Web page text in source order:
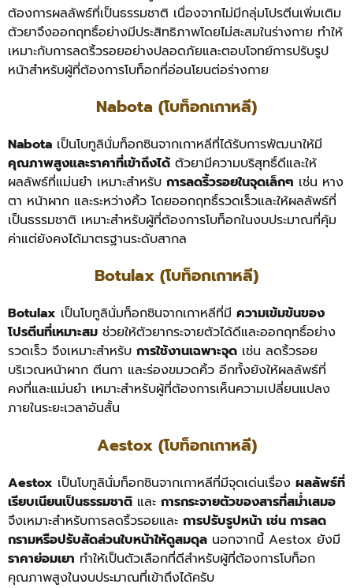
ต้องการผลลัพธ์ที่เป็นธรรมชาติ เนื่องจากไม่มีกลุ่มโปรตีนเพิ่มเติม
ตัวยาจึงออกฤทธิ์อย่างมีประสิทธิภาพโดยไม่สะสมในร่างกาย ทำให้
เหมาะกับการลดริ้วรอยอย่างปลอดภัยและตอบโจทย์การปรับรูป
หน้าสำหรับผู้ที่ต้องการโบท็อกที่อ่อนโยนต่อร่างกาย
Nabota (โบท็อกเกาหลี)
Nabota เป็นโบทูลินั่มท็อกซินจากเกาหลีที่ได้รับการพัฒนาให้มี
คุณภาพสูงและราคาที่เข้าถึงได้ ตัวยามีความบริสุทธิ์ดีและให้
ผลลัพธ์ที่แม่นยำ เหมาะสำหรับ การลดริ้วรอยในจุดเล็กๆ เช่น หาง
ตา หน้าผาก และระหว่างคิ้ว โดยออกฤทธิ์รวดเร็วและให้ผลลัพธ์ที่
เป็นธรรมชาติ เหมาะสำหรับผู้ที่ต้องการโบท็อกในงบประมาณที่คุ้ม
ค่าแต่ยังคงได้มาตรฐานระดับสากล
Botulax (โบท็อกเกาหลี)
Botulax เป็นโบทูลินั่มท็อกซินจากเกาหลีที่มี ความเข้มข้นของ
โปรตีนที่เหมาะสม ช่วยให้ตัวยากระจายตัวได้ดีและออกฤทธิ์อย่าง
รวดเร็ว จึงเหมาะสำหรับ การใช้งานเฉพาะจุด เช่น ลดริ้วรอย
บริเวณหน้าผาก ตีนกา และร่องขมวดคิ้ว อีกทั้งยังให้ผลลัพธ์ที่
คงที่และแม่นยำ เหมาะสำหรับผู้ที่ต้องการเห็นความเปลี่ยนแปลง
ภายในระยะเวลาอันสั้น
Aestox (โบท็อกเกาหลี)
Aestox เป็นโบทูลินั่มท็อกซินจากเกาหลีที่มีจุดเด่นเรื่อง ผลลัพธ์ที่
เรียบเนียนเป็นธรรมชาติ และ การกระจายตัวของสารที่สม่ำเสมอ
จึงเหมาะสำหรับการลดริ้วรอยและ การปรับรูปหน้า เช่น การลด
กรามหรือปรับสัดส่วนใบหน้าให้ดูสมดุล นอกจากนี้ Aestox ยังมี
ราคาย่อมเยา ทำให้เป็นตัวเลือกที่ดีสำหรับผู้ที่ต้องการโบท็อก
คุณภาพสูงในงบประมาณที่เข้าถึงได้ครับ